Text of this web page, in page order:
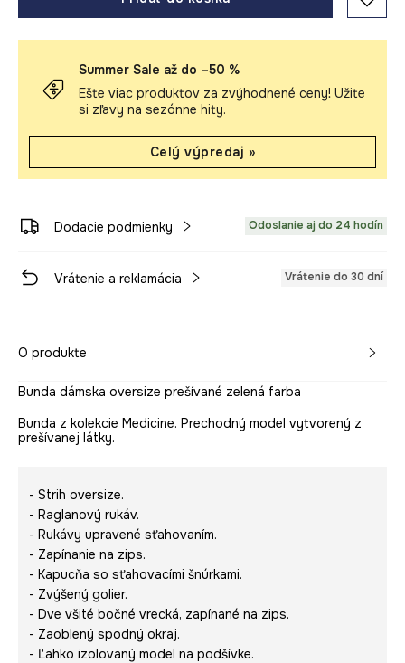
Summer Sale až do –50 %
Ešte viac produktov za zvýhodnené ceny! Užite
si zľavy na sezónne hity.
Celý výpredaj »
Dodacie podmienky Odoslanie aj do 24 hodín
Vrátenie a reklamácia Vrátenie do 30 dní
O produkte
Bunda dámska oversize prešívané zelená farba
Bunda z kolekcie Medicine. Prechodný model vytvorený z
prešívanej látky.
- Strih oversize.
- Raglanový rukáv.
- Rukávy upravené sťahovaním.
- Zapínanie na zips.
- Kapucňa so sťahovacími šnúrkami.
- Zvýšený golier.
- Dve všité bočné vrecká, zapínané na zips.
- Zaoblený spodný okraj.
- Ľahko izolovaný model na podšívke.